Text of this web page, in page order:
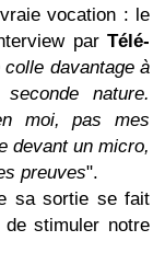
vocation : le
par Télé-
davantage à
nature.
moi, pas mes
devant un micro,
preuves".
sa sortie se fait
stimuler notre